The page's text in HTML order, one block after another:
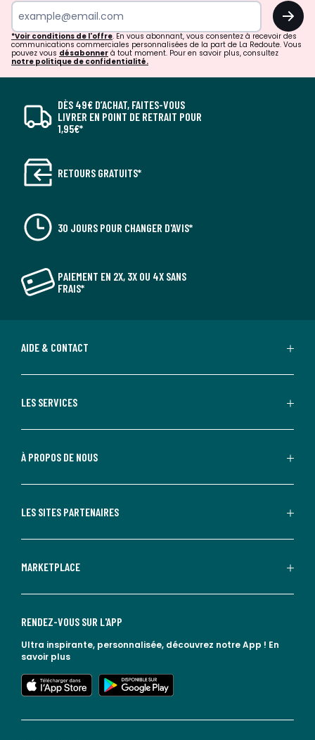
OK
*Voir conditions de l'offre. En vous abonnant, vous consentez à recevoir des
communications commerciales personnalisées de la part de La Redoute. Vous
pouvez vous désabonner à tout moment. Pour en savoir plus, consultez
notre politique de confidentialité.
DÈS 49€ D’ACHAT, FAITES-VOUS
LIVRER EN POINT DE RETRAIT POUR
1,95€*
RETOURS GRATUITS*
30 JOURS POUR CHANGER D'AVIS*
PAIEMENT EN 2X, 3X OU 4X SANS
FRAIS*
AIDE & CONTACT
LES SERVICES
À PROPOS DE NOUS
LES SITES PARTENAIRES
MARKETPLACE
RENDEZ-VOUS SUR L'APP
Ultra inspirante, personnalisée, découvrez notre App ! En
savoir plus
lien vers l'app store
lien vers google play